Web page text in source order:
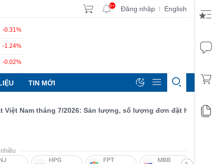
9+ Đăng nhập | English
-0.31%
-1.24%
-0.02%
TIN MỚI
Nam tháng 7/2026: Sản lượng, số lượng đơn đặt hàng mới và
HPG
FPT
MBB